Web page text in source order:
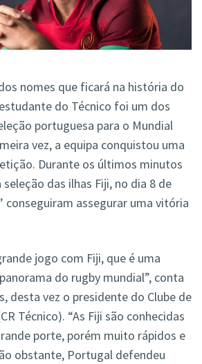
nomes que ficará na história do
do Técnico foi um dos
portuguesa para o Mundial
vez, a equipa conquistou uma
Durante os últimos minutos
das ilhas Fiji, no dia 8 de
conseguiram assegurar uma vitória
jogo com Fiji, que é uma
do rugby mundial”, conta
desta vez o presidente do Clube de
Técnico). “As Fiji são conhecidas
porte, porém muito rápidos e
obstante, Portugal defendeu